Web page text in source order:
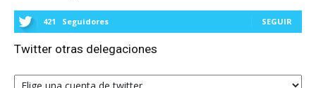
421 Seguidores SEGUIR
Twitter otras delegaciones